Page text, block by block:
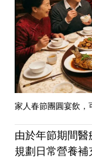
家人春節團圓宴飲，
由於年節期間
規劃日常營養